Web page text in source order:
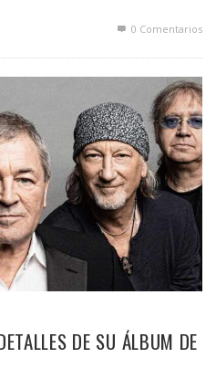
0 Comentarios
DE SU ÁLBUM DE